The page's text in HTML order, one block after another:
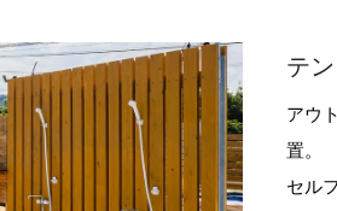
テ
アウ
置。
セル